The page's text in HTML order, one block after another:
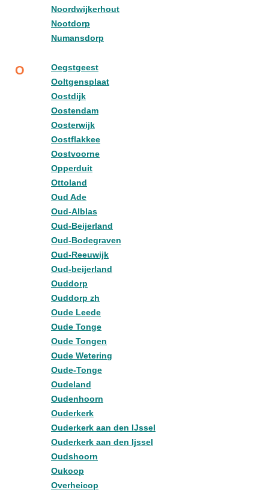
Noordwijkerhout
Nootdorp
Numansdorp
O
Oegstgeest
Ooltgensplaat
Oostdijk
Oostendam
Oosterwijk
Oostflakkee
Oostvoorne
Opperduit
Ottoland
Oud Ade
Oud-Alblas
Oud-Beijerland
Oud-Bodegraven
Oud-Reeuwijk
Oud-beijerland
Ouddorp
Ouddorp zh
Oude Leede
Oude Tonge
Oude Tongen
Oude Wetering
Oude-Tonge
Oudeland
Oudenhoorn
Ouderkerk
Ouderkerk aan den IJssel
Ouderkerk aan den Ijssel
Oudshoorn
Oukoop
Overheicop